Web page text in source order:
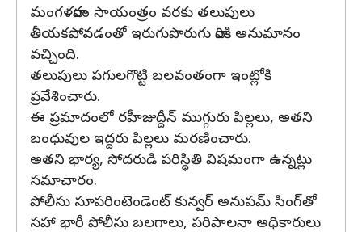
మంగళవారం సాయంత్రం వరకు తలుపులు
తీయకపోవడంతో ఇరుగుపొరుగు వారికి అనుమానం
వచ్చింది.
తలుపులు పగులగొట్టి బలవంతంగా ఇంట్లోకి
ప్రవేశించారు.
ఈ ప్రమాదంలో రహీజుద్దీన్‌ ముగ్గురు పిల్లలు, అతని
బంధువుల ఇద్దరు పిల్లలు మరణించారు.
అతని భార్య, సోదరుడి పరిస్థితి విషమంగా ఉన్నట్లు
సమాచారం.
పోలీసు సూపరింటెండెంట్ కున్వర్ అనుపమ్ సింగ్‌తో
సహా భారీ పోలీసు బలగాలు, పరిపాలనా అధికారులు